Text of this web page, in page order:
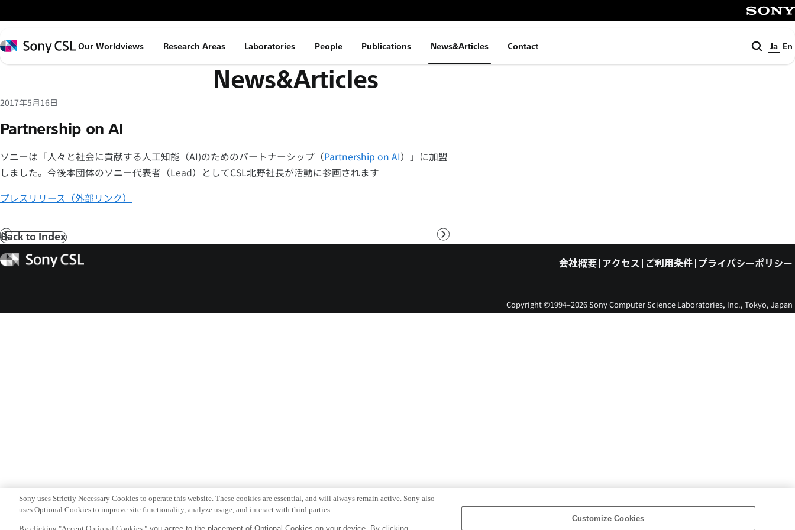
イ
ン
コ
ン
へ
ス
キ
プ
Sony
Our Worldviews Research Areas Laboratories People Publications News&Articles Contact
検
索
Ja En
News&Articles
2017年5月16日
Partnership on AI
ソニーは「人々と社会に貢献する人工知能（AI)のためのパートナーシップ（Partnership on AI）」に加盟
しました。今後本団体のソニー代表者（Lead）としてCSL北野社長が活動に参画されます
プレスリリース（外部リンク）
前
Back to Index 次
Sony
CSL
会社概要 アクセス ご利用条件 プライバシーポリシー
Copyright ©1994–2026 Sony Computer Science Laboratories, Inc., Tokyo, Japan
Sony uses Strictly Necessary Cookies to operate this website. These cookies are essential, and will always remain active. Sony also
uses Optional Cookies to improve site functionality, analyze usage, and interact with third parties.
Customize Cookies